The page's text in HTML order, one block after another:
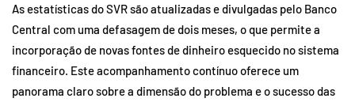
As estatísticas do SVR são atualizadas e divulgadas pelo Banco
Central com uma defasagem de dois meses, o que permite a
incorporação de novas fontes de dinheiro esquecido no sistema
financeiro. Este acompanhamento contínuo oferece um
panorama claro sobre a dimensão do problema e o sucesso das